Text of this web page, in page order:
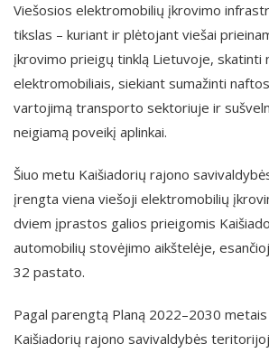
Viešosios elektromobilių įkrovimo
tikslas – kuriant ir plėtojant viešai
įkrovimo prieigų tinklą Lietuvoje, skatinti
elektromobiliais, siekiant sumažinti
vartojimą transporto sektoriuje ir
neigiamą poveikį aplinkai.
Šiuo metu Kaišiadorių rajono
įrengta viena viešoji elektromobilių
dviem įprastos galios prieigomis
automobilių stovėjimo aikštelėje,
32 pastato.
Pagal parengtą Planą 2022–2030
Kaišiadorių rajono savivaldybės